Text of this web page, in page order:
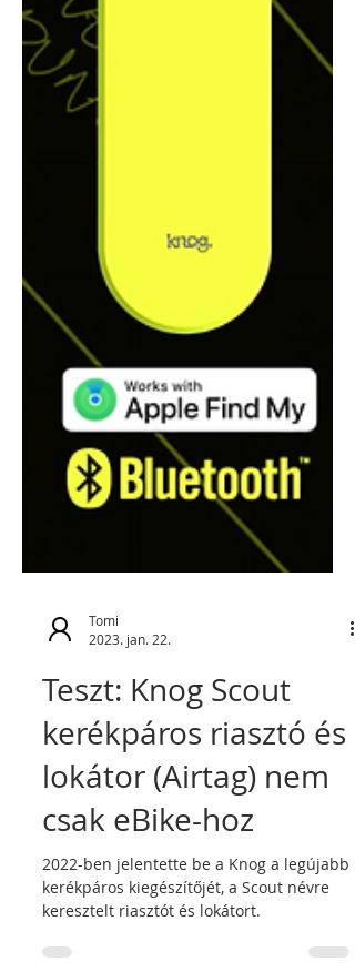
Tomi
Teszt: Knog Scout
kerékpáros riasztó és
lokátor (Airtag) nem
csak eBike-hoz